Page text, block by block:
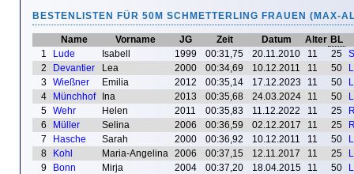
BESTENLISTEN FÜR 50M SCHMETTERLING FRAUEN (MAX-
Name Vorname JG Zeit Datum Alter BL
1 Lude Isabell 1999 00:31,75 20.11.2010 11 25
2
Devantier Lea 2000 00:34,69 10.12.2011 11 50
3 Wießner Emilia 2012 00:35,14 17.12.2023 11 50
4
Münchhof Ina 2013 00:35,68 24.03.2024 11 50
5 Wehr Helen 2011 00:35,83 11.12.2022 11 25
6
Müller Selina 2006 00:36,59 02.12.2017 11 25
7
Hasche Sarah 2000 00:36,92 10.12.2011 11 50
8
Kohl Maria-Angelina 2006 00:37,15 12.11.2017 11 25
9
Bonn Mirja 2004 00:37,20 18.04.2015 11 50